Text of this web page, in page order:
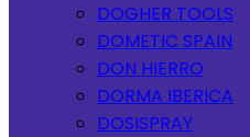
DOGHER TOOLS
DOMETIC SPAIN
DON HIERRO
DORMA IBERICA
DOSISPRAY